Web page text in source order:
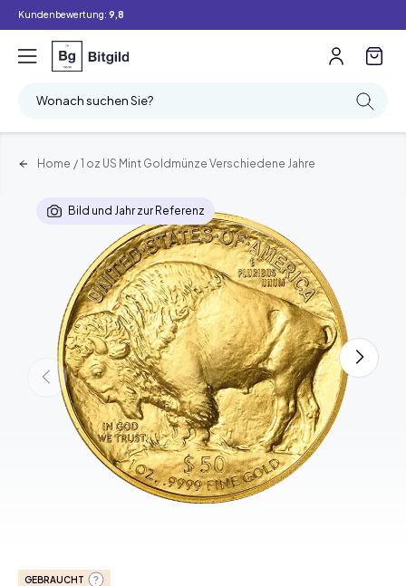
Kundenbewertung: 9,8
Wonach suchen Sie?
Home / 1 oz US Mint Goldmünze Verschiedene Jahre
Bild und Jahr zur Referenz
GEBRAUCHT